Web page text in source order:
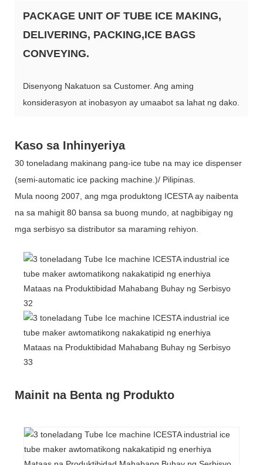
PACKAGE UNIT OF TUBE ICE MAKING,
DELIVERING, PACKING,ICE BAGS
CONVEYING.
Disenyong Nakatuon sa Customer. Ang aming
konsiderasyon at inobasyon ay umaabot sa lahat ng dako.
Kaso sa Inhinyeriya
30 toneladang makinang pang-ice tube na may ice dispenser
(semi-automatic ice packing machine.)/ Pilipinas.
Mula noong 2007, ang mga produktong ICESTA ay naibenta
na sa mahigit 80 bansa sa buong mundo, at nagbibigay ng
mga serbisyo sa distributor sa maraming rehiyon.
Mainit na Benta ng Produkto